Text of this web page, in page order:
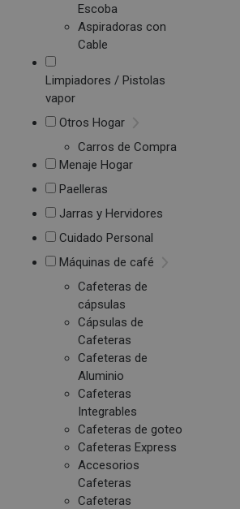
Escoba
Aspiradoras con
Cable
Limpiadores / Pistolas
vapor
Otros Hogar
Carros de Compra
Menaje Hogar
Paelleras
Jarras y Hervidores
Cuidado Personal
Máquinas de café
Cafeteras de
cápsulas
Cápsulas de
Cafeteras
Cafeteras de
Aluminio
Cafeteras
Integrables
Cafeteras de goteo
Cafeteras Express
Accesorios
Cafeteras
Cafeteras